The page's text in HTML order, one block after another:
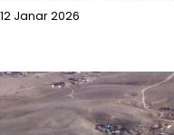
12 Janar 2026